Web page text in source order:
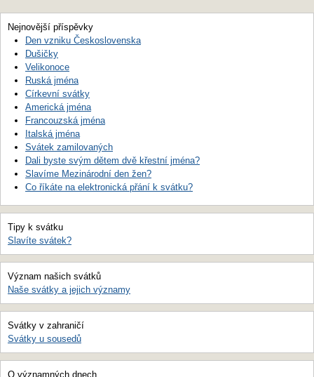
Nejnovější příspěvky
Den vzniku Československa
Dušičky
Velikonoce
Ruská jména
Církevní svátky
Americká jména
Francouzská jména
Italská jména
Svátek zamilovaných
Dali byste svým dětem dvě křestní jména?
Slavíme Mezinárodní den žen?
Co říkáte na elektronická přání k svátku?
Tipy k svátku
Slavíte svátek?
Význam našich svátků
Naše svátky a jejich významy
Svátky v zahraničí
Svátky u sousedů
O významných dnech